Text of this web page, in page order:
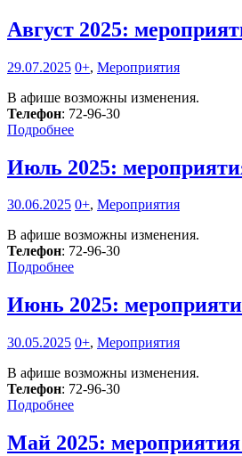
Август 2025:
29.07.2025 0+, Мероприятия
В афише возможны изменения.
Телефон: 72-96-30
Подробнее
Июль 2025:
30.06.2025 0+, Мероприятия
В афише возможны изменения.
Телефон: 72-96-30
Подробнее
Июнь 2025:
30.05.2025 0+, Мероприятия
В афише возможны изменения.
Телефон: 72-96-30
Подробнее
Май 2025: мероприятия